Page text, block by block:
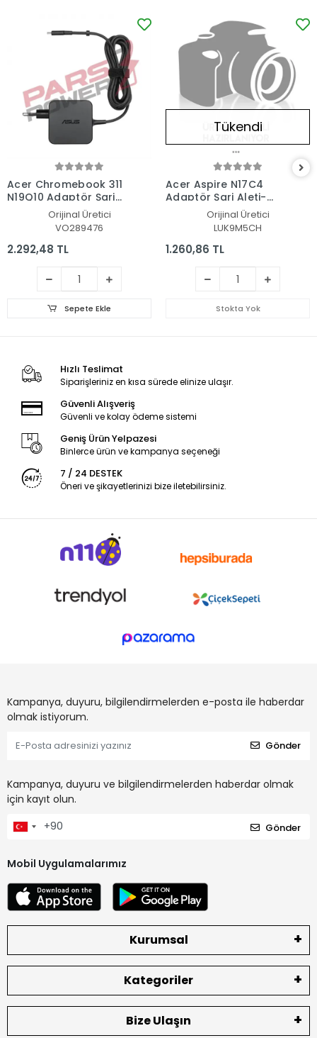
Acer Chromebook 311
N19Q10 Adaptör Şarj
Aleti-CihazıOrijinal Üretici
VO289476
2.292,48 TL
Sepete Ekle
Tükendi
Acer Aspire N17C4
Adaptör Şarj Aleti-
Orijinal Üretici
LUK9M5CH
1.260,86 TL
Stokta Yok
Hızlı Teslimat
Siparişleriniz en kısa sürede elinize ulaşır.
Güvenli Alışveriş
Güvenli ve kolay ödeme sistemi
Geniş Ürün Yelpazesi
Binlerce ürün ve kampanya seçeneği
7 / 24 DESTEK
Öneri ve şikayetlerinizi bize iletebilirsiniz.
Kampanya, duyuru, bilgilendirmelerden e-posta ile haberdar
olmak istiyorum.
Gönder
Kampanya, duyuru ve bilgilendirmelerden haberdar olmak
için kayıt olun.
Gönder
Mobil Uygulamalarımız
Kurumsal
Kategoriler
Bize Ulaşın